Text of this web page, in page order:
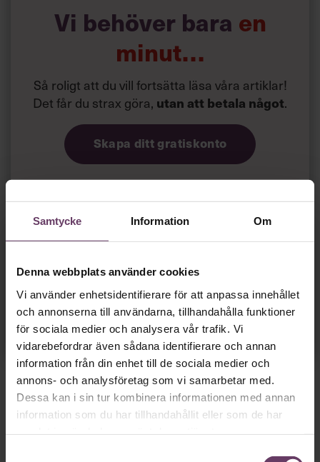
Samtycke Information Om
Denna webbplats använder cookies
Vi använder enhetsidentifierare för att anpassa innehållet
och annonserna till användarna, tillhandahålla funktioner
för sociala medier och analysera vår trafik. Vi
vidarebefordrar även sådana identifierare och annan
information från din enhet till de sociala medier och
annons- och analysföretag som vi samarbetar med.
Dessa kan i sin tur kombinera informationen med annan
information som du har tillhandahållit eller som de har
Vi behöver bara en
minut…
Så roligt att du vill fortsätta läsa våra artiklar!
Det får du strax göra, utan att betala något.
Skapa ditt gratiskonto
utan tidsbegränsning!
Dina uppgifter delas aldrig med tredje part.Läs vår
integritetspolicy här.